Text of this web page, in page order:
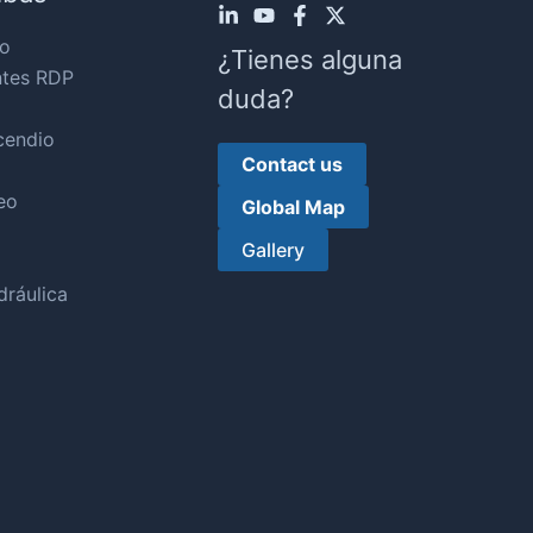
RDP
¿Tienes alguna
duda?
Contact us
Global Map
Gallery